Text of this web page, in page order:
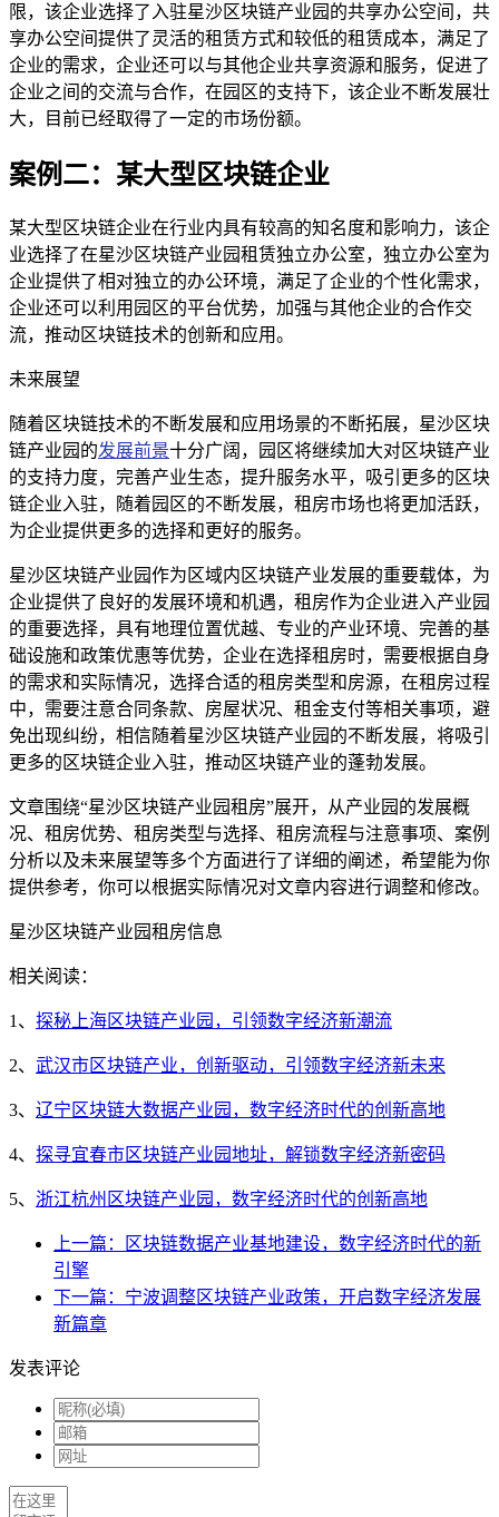
限，该企业选择了入驻星沙区块链产业园的共享办公空间，共
享办公空间提供了灵活的租赁方式和较低的租赁成本，满足了
企业的需求，企业还可以与其他企业共享资源和服务，促进了
企业之间的交流与合作，在园区的支持下，该企业不断发展壮
大，目前已经取得了一定的市场份额。
案例二：某大型区块链企业
某大型区块链企业在行业内具有较高的知名度和影响力，该企
业选择了在星沙区块链产业园租赁独立办公室，独立办公室为
企业提供了相对独立的办公环境，满足了企业的个性化需求，
企业还可以利用园区的平台优势，加强与其他企业的合作交
流，推动区块链技术的创新和应用。
未来展望
随着区块链技术的不断发展和应用场景的不断拓展，星沙区块
链产业园的发展前景十分广阔，园区将继续加大对区块链产业
的支持力度，完善产业生态，提升服务水平，吸引更多的区块
链企业入驻，随着园区的不断发展，租房市场也将更加活跃，
为企业提供更多的选择和更好的服务。
星沙区块链产业园作为区域内区块链产业发展的重要载体，为
企业提供了良好的发展环境和机遇，租房作为企业进入产业园
的重要选择，具有地理位置优越、专业的产业环境、完善的基
础设施和政策优惠等优势，企业在选择租房时，需要根据自身
的需求和实际情况，选择合适的租房类型和房源，在租房过程
中，需要注意合同条款、房屋状况、租金支付等相关事项，避
免出现纠纷，相信随着星沙区块链产业园的不断发展，将吸引
更多的区块链企业入驻，推动区块链产业的蓬勃发展。
文章围绕“星沙区块链产业园租房”展开，从产业园的发展概
况、租房优势、租房类型与选择、租房流程与注意事项、案例
分析以及未来展望等多个方面进行了详细的阐述，希望能为你
提供参考，你可以根据实际情况对文章内容进行调整和修改。
星沙区块链产业园租房信息
相关阅读：
1、 探秘上海区块链产业园，引领数字经济新潮流
2、 武汉市区块链产业，创新驱动，引领数字经济新未来
3、 辽宁区块链大数据产业园，数字经济时代的创新高地
4、 探寻宜春市区块链产业园地址，解锁数字经济新密码
5、 浙江杭州区块链产业园，数字经济时代的创新高地
上一篇：区块链数据产业基地建设，数字经济时代的新
引擎
下一篇：宁波调整区块链产业政策，开启数字经济发展
新篇章
发表评论